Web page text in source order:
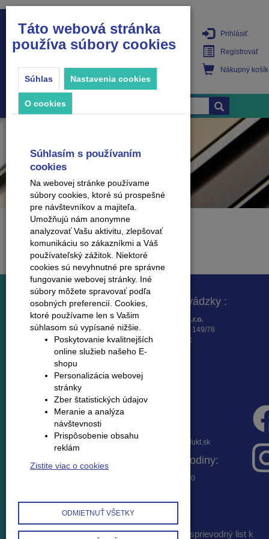
PRODUKTY
Prihlásiť
Registrovať
Nákupný košík
Stránka sa nenašla.
Fakturačná adresa :
K – Produkt SK, s.r.o.
Osloboditeľov 16
962 21 Lieskovec
Adresa prevádzky :
K -Produkt SK, s.r.o.
Lieskovská cesta 149/78
962 21 Lieskovec
Fakturačné údaje :
Banka : Všeobecná
úverová banka, a.s.
SK3202000000002441328254
2022227306
mopredaj@kprodukt.sk
Otváracie hodiny:
Po-Pi 7:30 – 17:00
obchodné podmienky a reklamačný poriadok sprievodný list k
Táto webová stránka
používa súbory cookies
Súhlas Nastavenia cookies
O cookies
Súhlasím s používaním
cookies
Na webovej stránke používame
súbory cookies, ktoré sú prospešné
pre návštevníkov a majiteľa.
Umožňujú nám anonymne
analyzovať Vašu aktivitu, zlepšovať
komunikáciu so zákazníkmi a Váš
používateľský zážitok. Niektoré
cookies sú nevyhnutné pre správne
fungovanie webovej stránky. Iné
súbory môžete spravovať podľa
osobných preferencií. Cookies,
ktoré používame len s Vašim
súhlasom sú vypísané nižšie.
Poskytovanie kvalitnejších
online služieb našeho E-
shopu
Personalizácia webovej
stránky
Zber štatistických údajov
Meranie a analýza
návštevnosti
Prispôsobenie obsahu
reklám
Zistite viac o cookies
ODMIETNUŤ VŠETKY